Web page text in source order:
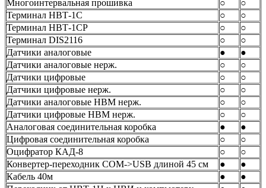
Многоинтервальная прошивка
○
○
Терминал НВТ-1С
○
○
Терминал НВТ-1СР
○
○
Терминал DIS2116
○
○
Датчики аналоговые
●
●
Датчики аналоговые нерж.
○
○
Датчики цифровые
○
○
Датчики цифровые нерж.
○
○
Датчики аналоговые НВМ нерж.
○
○
Датчики цифровые НВМ нерж.
○
○
Аналоговая соединительная коробка
●
●
Цифровая соединительная коробка
○
○
Оцифратор КАД-8
○
○
Конвертер-переходник COM->USB длиной 45 см
●
●
Кабель 40м
●
●